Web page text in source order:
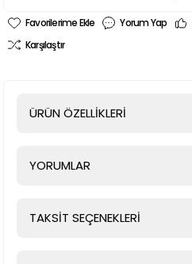
Yorum Yap
Karşılaştır
ÜRÜN ÖZELLİKLERİ
YORUMLAR
TAKSİT SEÇENEKLERİ